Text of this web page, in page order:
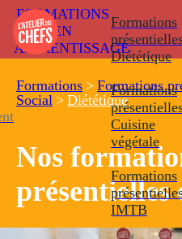
FORMATIONS
EN
APPRENTISSAGE
Formations
Diététique
Formations
Cuisine
végétale
Formations
IMTB
Formations > Formations
Social > Diététique
Nos
présentielles